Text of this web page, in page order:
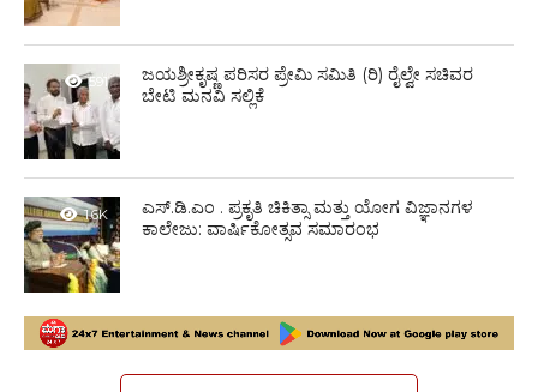
591
ಜಯಶ್ರೀಕೃಷ್ಣ ಪರಿಸರ ಪ್ರೇಮಿ ಸಮಿತಿ (ರಿ) ರೈಲ್ವೇ ಸಚಿವರ
ಬೇಟಿ ಮನವಿ ಸಲ್ಲಿಕೆ
1.6K
ಎಸ್.ಡಿ.ಎಂ . ಪ್ರಕೃತಿ ಚಿಕಿತ್ಸಾ ಮತ್ತು ಯೋಗ ವಿಜ್ಞಾನಗಳ
ಕಾಲೇಜು: ವಾರ್ಷಿಕೋತ್ಸವ ಸಮಾರಂಭ